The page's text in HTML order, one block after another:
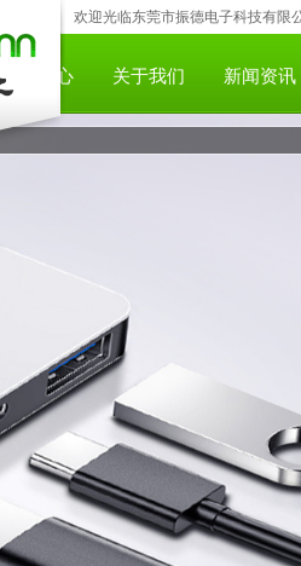
欢迎光临东莞市振德电子科技有限
下载中心 关于我们 新闻资讯